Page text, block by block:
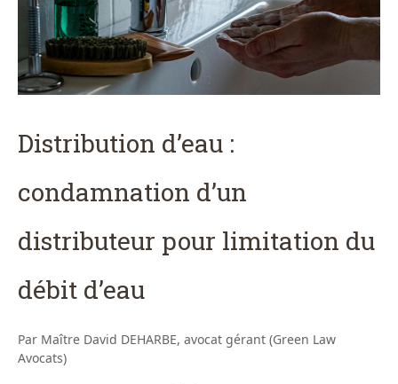
Distribution d’eau :
condamnation d’un
distributeur pour limitation du
débit d’eau
Par Maître David DEHARBE, avocat gérant (Green Law
Avocats)